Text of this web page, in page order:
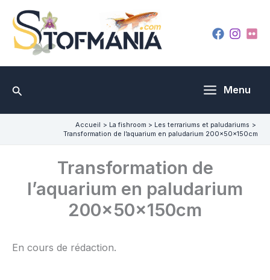
contenu
Rechercher Menu
Accueil La fishroom
Les terrariums et paludariums
Transformation de l’aquarium en paludarium 200x50x150cm
Transformation de
l’aquarium en paludarium
200x50x150cm
En cours de rédaction.